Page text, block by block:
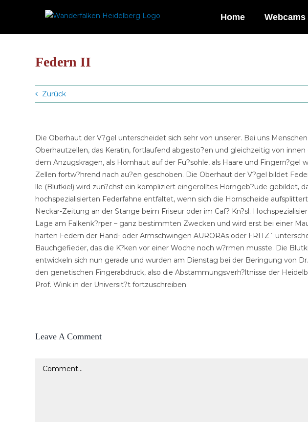
Home Webcams
Federn II
Zurück
Die Oberhaut der V?gel unterscheidet sich sehr von unserer. Bei uns
Oberhautzellen, das Keratin, fortlaufend abgesto?en und gleichzeitig von
dem Anzugskragen, als Hornhaut auf der Fu?sohle, als Haare und Fingern?gel
Zellen fortw?hrend nach au?en geschoben. Die Oberhaut der V?gel bildet
lle (Blutkiel) wird zun?chst ein kompliziert eingerolltes Horngeb?ude gebildet,
hochspezialisierten Federfahne entfaltet, wenn sich die Hornscheide
Neckar-Zeitung an der Stange beim Friseur oder im Caf? Kn?sl.
Lage am Falkenk?rper – ganz bestimmten Zwecken und wird erst bei einer
harten Federn der Hand- oder Armschwingen AURORAs oder FRITZ`
Bauchgefieder, das die K?ken vor einer Woche noch w?rmen musste. Die
entwickeln sich nun gerade und wurden am Dienstag bei der Beringung von
den genetischen Fingerabdruck, also die Abstammungsverh?ltnisse der
Prof. Wink in der Universit?t fortzuschreiben.
Leave A Comment
Comment